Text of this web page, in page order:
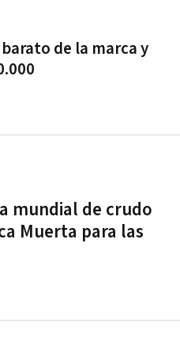
barato de la marca y
mundial de crudo
Muerta para las